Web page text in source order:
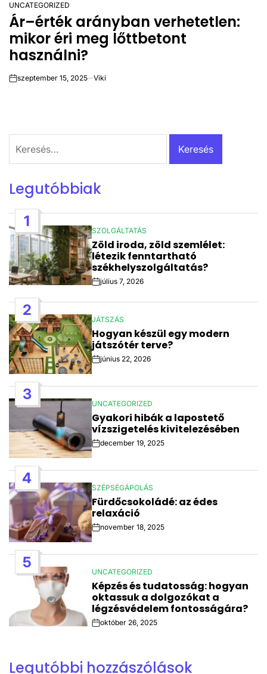
POSTED
IN
UNCATEGORIZED
Ár–érték arányban verhetetlen:
mikor éri meg lőttbetont
használni?
onszeptember 15, 2025 Viki
Legutóbbiak
1
POSTED
IN
SZOLGÁLTATÁS
Zöld iroda, zöld szemlélet:
létezik fenntartható
székhelyszolgáltatás?
Postjúlius 7, 2026
2
POSTED
IN
JÁTSZÁS
Hogyan készül egy modern
játszótér terve?
Post
Date
június 22, 2026
3
POSTED
IN
UNCATEGORIZED
Gyakori hibák a lapostető
vízszigetelés kivitelezésében
Post
Date
december 19, 2025
4
POSTED
IN
SZÉPSÉGÁPOLÁS
Fürdőcsokoládé: az édes
relaxáció
Post
Date
november 18, 2025
5
POSTED
IN
UNCATEGORIZED
Képzés és tudatosság: hogyan
oktassuk a dolgozókat a
légzésvédelem fontosságára?
Postoktóber 26, 2025
Legutóbbi hozzászólások